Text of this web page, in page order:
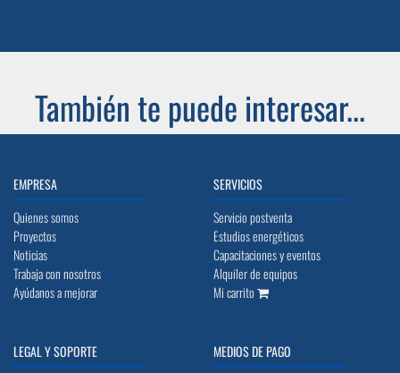
También te puede interesar...
EMPRESA
Quienes somos
Proyectos
Noticias
Trabaja con nosotros
Ayúdanos a mejorar
SERVICIOS
Servicio postventa
Estudios energéticos
Capacitaciones y eventos
Alquiler de equipos
Mi carrito
LEGAL Y SOPORTE
MEDIOS DE PAGO